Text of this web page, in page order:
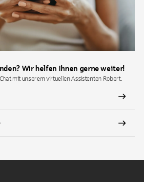
Wir helfen Ihnen gerne weiter!
mit unserem virtuellen Assistenten Robert.